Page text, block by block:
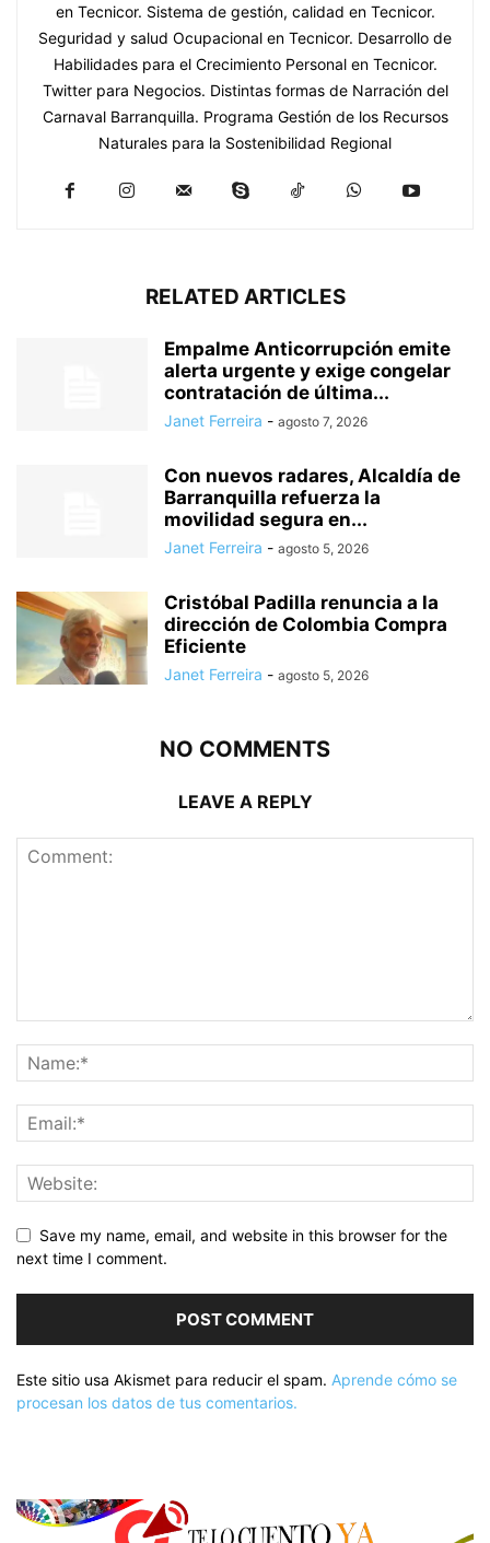
en Tecnicor. Sistema de gestión, calidad en Tecnicor.
Seguridad y salud Ocupacional en Tecnicor. Desarrollo de
Habilidades para el Crecimiento Personal en Tecnicor.
Twitter para Negocios. Distintas formas de Narración del
Carnaval Barranquilla. Programa Gestión de los Recursos
Naturales para la Sostenibilidad Regional
RELATED ARTICLES
Empalme Anticorrupción emite
alerta urgente y exige congelar
contratación de última...
Janet Ferreira - agosto 7, 2026
Con nuevos radares, Alcaldía de
Barranquilla refuerza la
movilidad segura en...
Janet Ferreira - agosto 5, 2026
Cristóbal Padilla renuncia a la
dirección de Colombia Compra
Eficiente
Janet Ferreira - agosto 5, 2026
NO COMMENTS
LEAVE A REPLY
Save my name, email, and website in this browser for the
next time I comment.
Este sitio usa Akismet para reducir el spam. Aprende cómo se
procesan los datos de tus comentarios.